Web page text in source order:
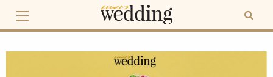
content